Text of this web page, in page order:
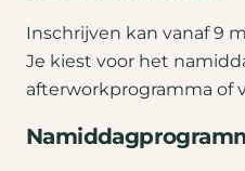
Inschrijven kan vanaf 9
Je kiest voor het
afterworkprogramma of